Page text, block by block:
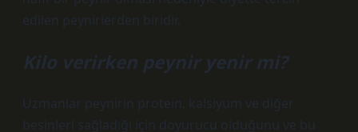
edilen peynirlerden biridir.
Kilo verirken peynir yenir mi?
Uzmanlar peynirin protein, kalsiyum ve diğer
besinleri sağladığı için doyurucu olduğunu ve bu